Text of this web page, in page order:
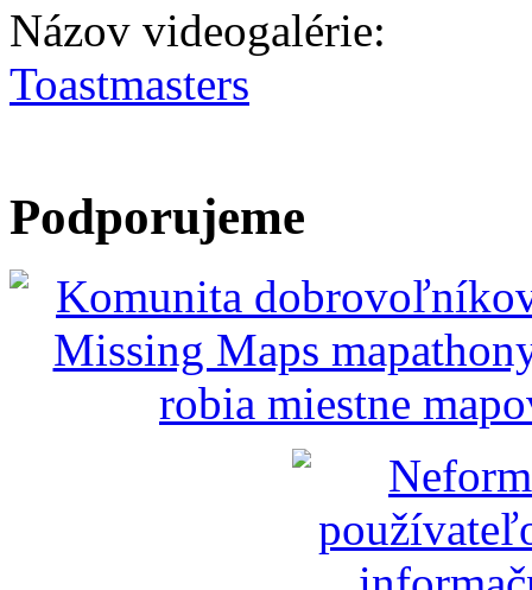
Názov videogalérie:
Toastmasters
Podporujeme